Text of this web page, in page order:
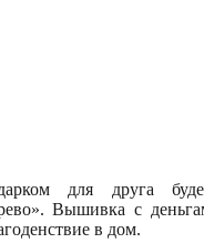
для друга
Вышивка с
в дом.